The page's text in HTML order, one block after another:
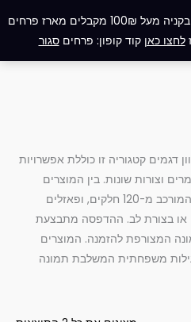
משלוח חינם בהזמנה מעל 400₪ בקניה מעל 100₪ מקבלים מארז פרחים
לחצו כאן קוד קופון: פרחיםסגור
תפריט
דגמים קטגוריה זו כוללת אפשרויות
וצורות שונות. בין המוצרים
הקיימים: פאזל קרטון בגודל A4 המורכב מ-120 חלקים, ופאזלים
או בצורת לב. ההדפסה מתבצעת
המצורפת להזמנה. המוצרים
משפחתית המשלבת תמונה
לפי